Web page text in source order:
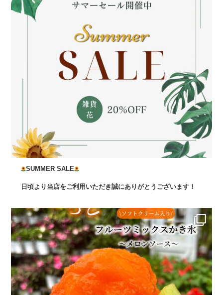
SUMMER SALE
日頃より当店をご利用いただき誠にありがとうございます！